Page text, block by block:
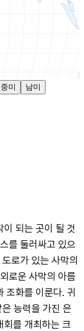
중미
남미
되는 곳이 될 것
를 둘러싸고 있으
로가 있는 사막의
로운 사막의 아름
조화를 이룬다. 귀
능력을 가진 은
회를 개최하는 크